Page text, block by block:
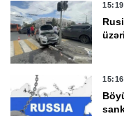
15:19
15:16